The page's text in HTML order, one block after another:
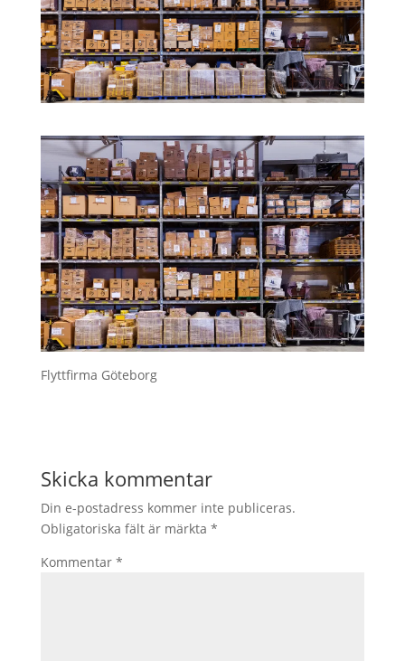
Flyttfirma Göteborg
Skicka kommentar
Din e-postadress kommer inte publiceras.
Obligatoriska fält är märkta *
Kommentar *